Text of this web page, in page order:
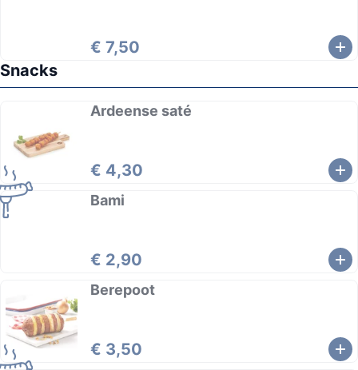
€ 7,50
Snacks
Ardeense saté
€ 4,30
Bami
€ 2,90
Berepoot
€ 3,50